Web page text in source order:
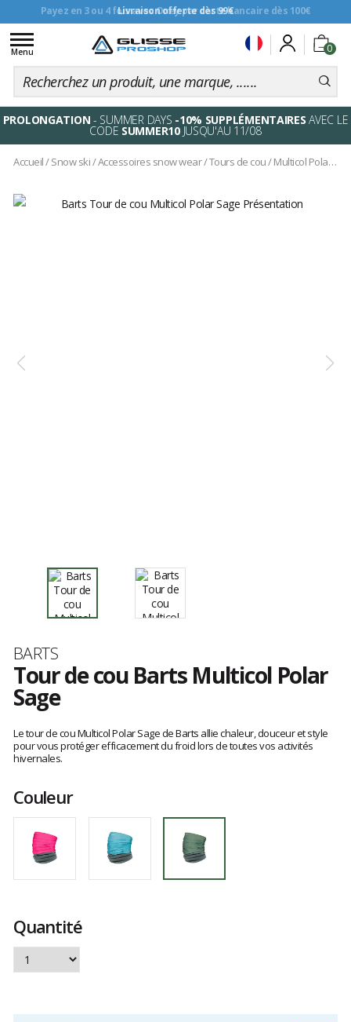
Livraison offerte dès 99€
0
Toggle
navigation
Menu
PROLONGATION - SUMMER DAYS -10% SUPPLÉMENTAIRES AVEC LE
CODE SUMMER10JUSQU'AU 11/08
Accueil/Snow ski/Accessoires snow wear/Tours de cou/Multicol Polar Sage
Marque
BARTS
Tour de cou Barts Multicol Polar
Sage
avis
clients
Le tour de cou Multicol Polar Sage de Barts allie chaleur, douceur et style
pour vous protéger efficacement du froid lors de toutes vos activités
hivernales.
Couleur
Quantité